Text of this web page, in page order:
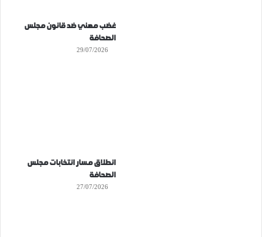
غضب مهني ضد قانون مجلس
الصحافة
29/07/2026
انطلاق مسار انتخابات مجلس
الصحافة
27/07/2026